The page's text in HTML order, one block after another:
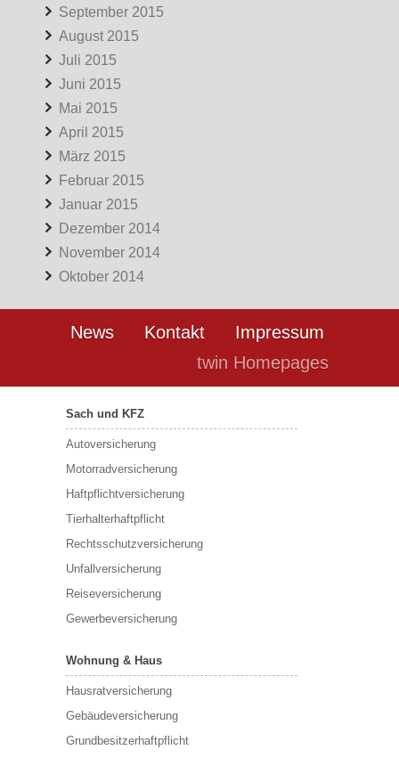
September 2015
August 2015
Juli 2015
Juni 2015
Mai 2015
April 2015
März 2015
Februar 2015
Januar 2015
Dezember 2014
November 2014
Oktober 2014
News Kontakt
Impressum
twin Homepages
Sach und KFZ
Autoversicherung
Motorradversicherung
Haftpflichtversicherung
Tierhalterhaftpflicht
Rechtsschutzversicherung
Unfallversicherung
Reiseversicherung
Gewerbeversicherung
Wohnung & Haus
Hausratversicherung
Gebäudeversicherung
Grundbesitzerhaftpflicht